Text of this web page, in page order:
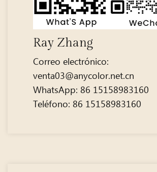
Ray Zhang
Correo electrónico:
venta03@anycolor.net.cn
WhatsApp: 86 15158983160
Teléfono: 86 15158983160